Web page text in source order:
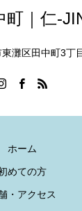
町｜仁-
灘区田中町3丁
ホーム
めての方
・アクセス